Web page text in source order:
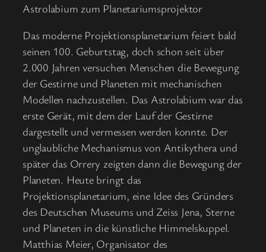
Astrolabium zum Planetariumsprojektor
Das moderne Projektionsplanetarium feiert bald
seinen 100. Geburtstag, doch schon seit über
2.000 Jahren versuchen Menschen die Bewegung
der Gestirne und Planeten mit mechanischen
Modellen nachzustellen. Das Astrolabium war das
erste Gerät, mit dem der Lauf der Gestirne
dargestellt und vermessen werden konnte. Der
unglaubliche Mechanismus von Antikythera und
später das Orrery zeigten dann die Bewegung der
Planeten. Heute bringt das
Projektionsplanetarium, eine Idee des Gründers
des Deutschen Museums und Zeiss Jena, Sterne
und Planeten in die künstliche Himmelskuppel.
Matthias Meier, Organisator des